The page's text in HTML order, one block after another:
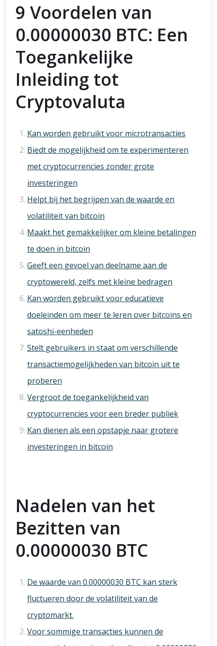
9 Voordelen van
0.00000030 BTC: Een
Toegankelijke
Inleiding tot
Cryptovaluta
Kan worden gebruikt voor microtransacties
Biedt de mogelijkheid om te experimenteren
met cryptocurrencies zonder grote
investeringen
Helpt bij het begrijpen van de waarde en
volatiliteit van bitcoin
Maakt het gemakkelijker om kleine betalingen
te doen in bitcoin
Geeft een gevoel van deelname aan de
cryptowereld, zelfs met kleine bedragen
Kan worden gebruikt voor educatieve
doeleinden om meer te leren over bitcoins en
satoshi-eenheden
Stelt gebruikers in staat om verschillende
transactiemogelijkheden van bitcoin uit te
proberen
Vergroot de toegankelijkheid van
cryptocurrencies voor een breder publiek
Kan dienen als een opstapje naar grotere
investeringen in bitcoin
Nadelen van het
Bezitten van
0.00000030 BTC
De waarde van 0.00000030 BTC kan sterk
fluctueren door de volatiliteit van de
cryptomarkt.
Voor sommige transacties kunnen de